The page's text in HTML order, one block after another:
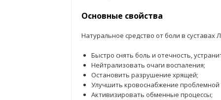
Основные свойства
Натуральное средство от боли в
Быстро снять боль и отечность,
Нейтрализовать очаги воспаления;
Остановить разрушение хрящей;
Улучшить кровоснабжение проблемной
Активизировать обменные процессы;